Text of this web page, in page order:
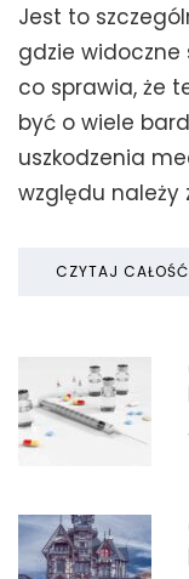
Jest to
gdzie widoczne
co sprawia, że
być o wiele
uszkodzenia
względu należy
CZYTAJ CAŁOŚĆ